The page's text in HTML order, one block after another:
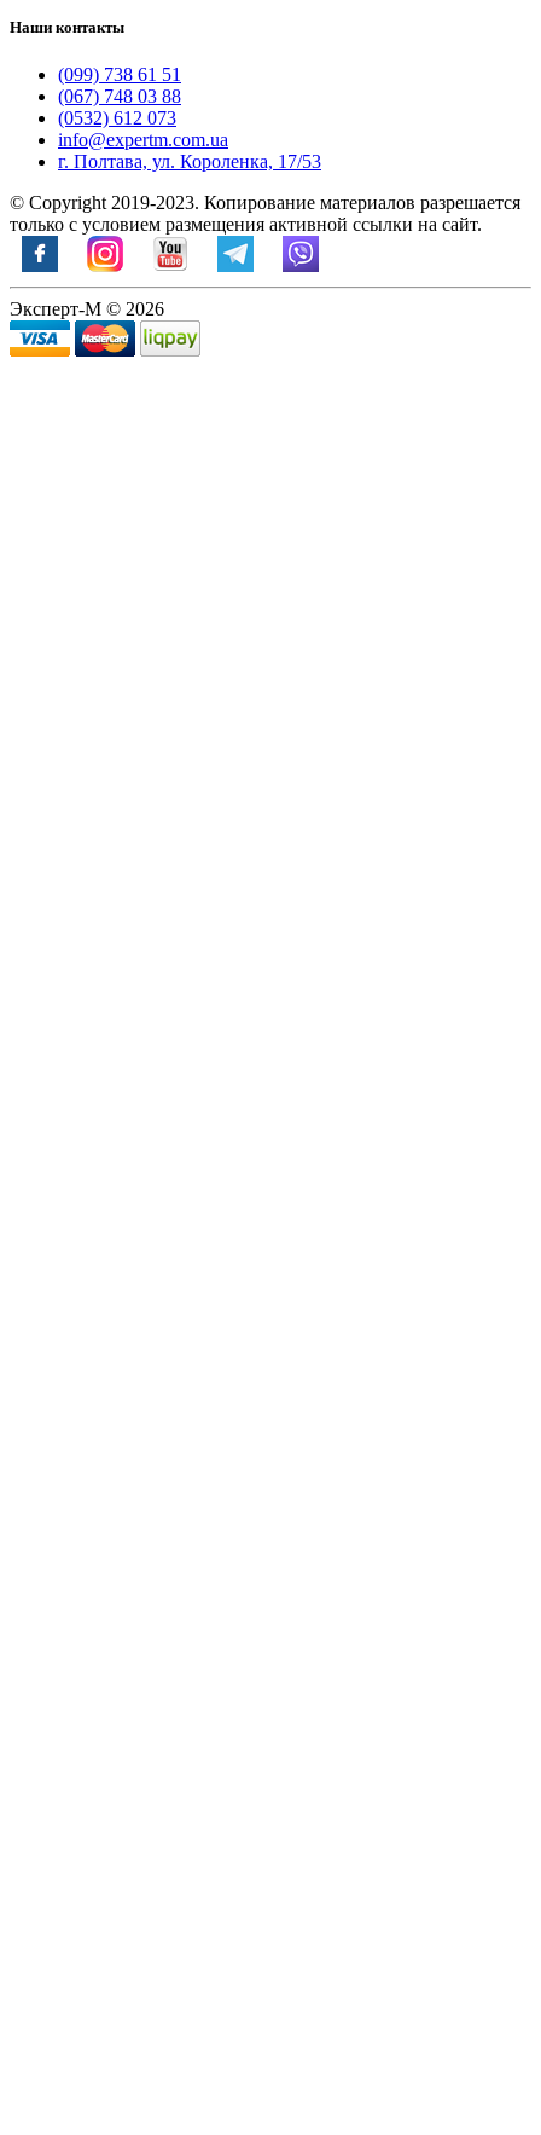
Наши контакты
(099) 738 61 51
(067) 748 03 88
(0532) 612 073
info@expertm.com.ua
г. Полтава, ул. Короленка, 17/53
© Copyright 2019-2023. Копирование материалов разрешается
только с условием размещения активной ссылки на сайт.
Эксперт-М © 2026